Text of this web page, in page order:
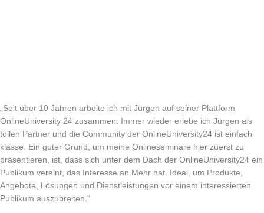
„Seit über 10 Jahren arbeite ich mit Jürgen auf seiner Plattform
OnlineUniversity 24 zusammen. Immer wieder erlebe ich Jürgen als
tollen Partner und die Community der OnlineUniversity24 ist einfach
klasse. Ein guter Grund, um meine Onlineseminare hier zuerst zu
präsentieren, ist, dass sich unter dem Dach der OnlineUniversity24 ein
Publikum vereint, das Interesse an Mehr hat. Ideal, um Produkte,
Angebote, Lösungen und Dienstleistungen vor einem interessierten
Publikum auszubreiten.“